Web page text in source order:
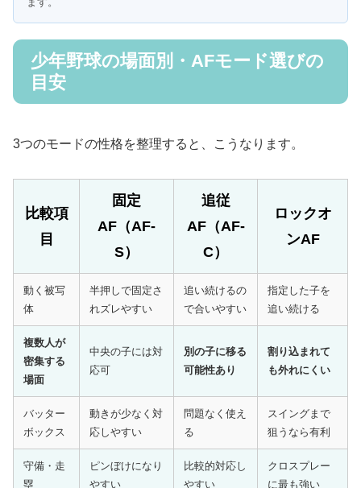
少年野球の場面別・AFモード選びの
目安
3つのモードの性格を整理すると、こうなります。
比較項
目
固定
AF（AF-
S）
追従
AF（AF-
C）
ロックオ
ンAF
動く被写
体
半押しで固定さ
れズレやすい
追い続けるの
で合いやすい
指定した子を
追い続ける
複数人が
密集する
場面
中央の子には対
応可
別の子に移る
可能性あり
割り込まれて
も外れにくい
バッター
ボックス
動きが少なく対
応しやすい
問題なく使え
る
スイングまで
狙うなら有利
守備・走
塁
ピンぼけになり
やすい
比較的対応し
やすい
クロスプレー
に最も強い